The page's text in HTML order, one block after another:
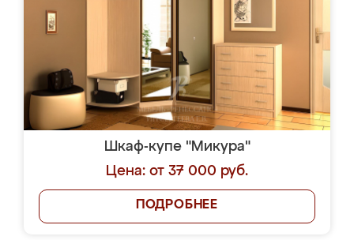
Шкаф-купе "Микура"
Цена: от 37 000 руб.
ПОДРОБНЕЕ